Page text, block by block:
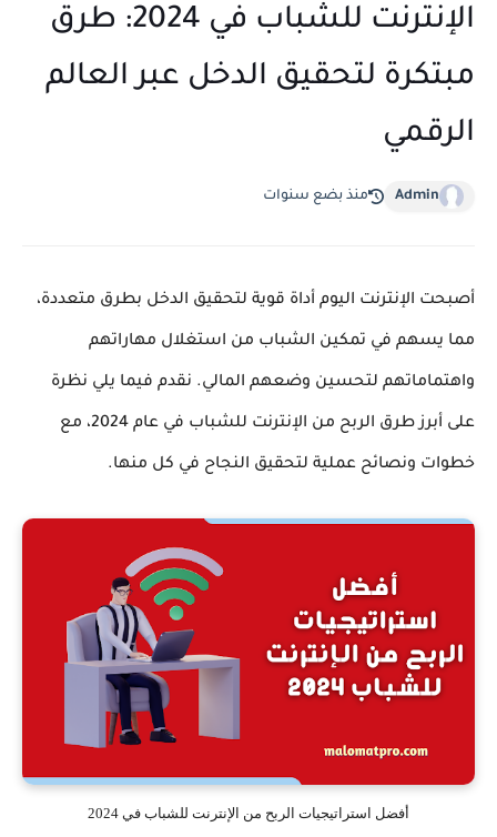
الإنترنت للشباب في 2024: طرق
مبتكرة لتحقيق الدخل عبر العالم
الرقمي
Admin منذ بضع سنوات
أصبحت الإنترنت اليوم أداة قوية لتحقيق الدخل بطرق متعددة،
مما يسهم في تمكين الشباب من استغلال مهاراتهم
واهتماماتهم لتحسين وضعهم المالي. نقدم فيما يلي نظرة
على أبرز طرق الربح من الإنترنت للشباب في عام 2024، مع
خطوات ونصائح عملية لتحقيق النجاح في كل منها.
أفضل استراتيجيات الربح من الإنترنت للشباب في 2024